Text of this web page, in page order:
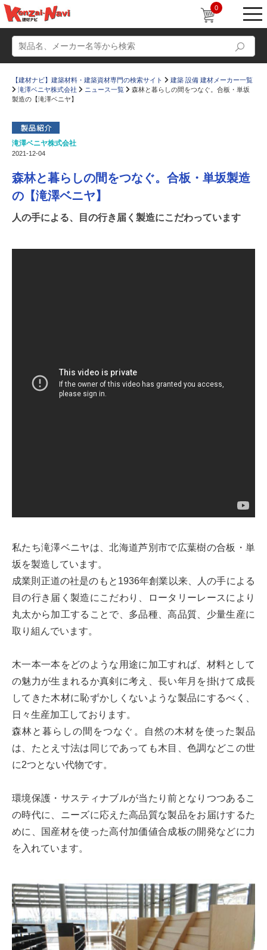
0
動画
かたなび コラム
すまいリング
Q＆A 販売・施工代理店募集
【建材ナビ】建築材料・建築資材専門の検索サイト
建築 設備 建材メーカー一覧
滝澤ベニヤ株式会社
ニュース一覧
森林と暮らしの間をつなぐ。合板・単坂
製造の【滝澤ベニヤ】
滝澤ベニヤ株式会社
2021-12-04
森林と暮らしの間をつなぐ。合板・単坂製造
の【滝澤ベニヤ】
人の手による、目の行き届く製造にこだわっています
私たち滝澤ベニヤは、北海道芦別市で広葉樹の合板・単
坂を製造しています。
成業則正道の社是のもと1936年創業以来、人の手による
目の行き届く製造にこだわり、ロータリーレースにより
丸太から加工することで、多品種、高品質、少量生産に
取り組んでいます。
木一本一本をどのような用途に加工すれば、材料として
の魅力が生まれるか真剣に考え、長い年月を掛けて成長
してきた木材に恥ずかしくないような製品にするべく、
日々生産加工しております。
森林と暮らしの間をつなぐ。自然の木材を使った製品
は、たとえ寸法は同じであっても木目、色調などこの世
に2つとない代物です。
環境保護・サスティナブルが当たり前となりつつあるこ
の時代に、ニーズに応えた高品質な製品をお届けするた
めに、国産材を使った高付加価値合成板の開発などに力
を入れています。